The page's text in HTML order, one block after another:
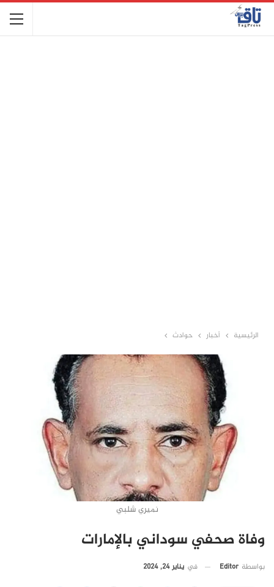
الرئيسية أخبار حوادث
نميري شلبي
وفاة صحفي سوداني بالإمارات
بواسطة Editor في يناير 24, 2024